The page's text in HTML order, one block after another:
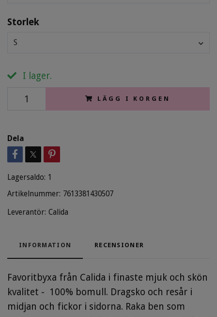
Storlek
S
I lager.
LÄGG I KORGEN
Dela
Lagersaldo: 1
Artikelnummer: 7613381430507
Leverantör: Calida
INFORMATION RECENSIONER
Favoritbyxa från Calida i finaste mjuk och skön
kvalitet - 100% bomull. Dragsko och resår i
midjan och fickor i sidorna. Raka ben som